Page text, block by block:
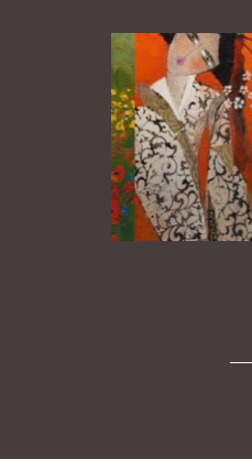
Aller
au
contenu
principal